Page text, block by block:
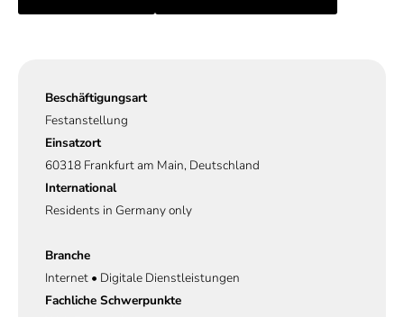
Beschäftigungsart
Festanstellung
Einsatzort
60318 Frankfurt am Main, Deutschland
International
Residents in Germany only
Branche
Internet • Digitale Dienstleistungen
Fachliche Schwerpunkte